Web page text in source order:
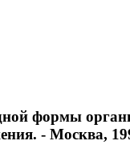
формы
- Москва,